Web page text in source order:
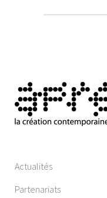
Actualités
Partenariats